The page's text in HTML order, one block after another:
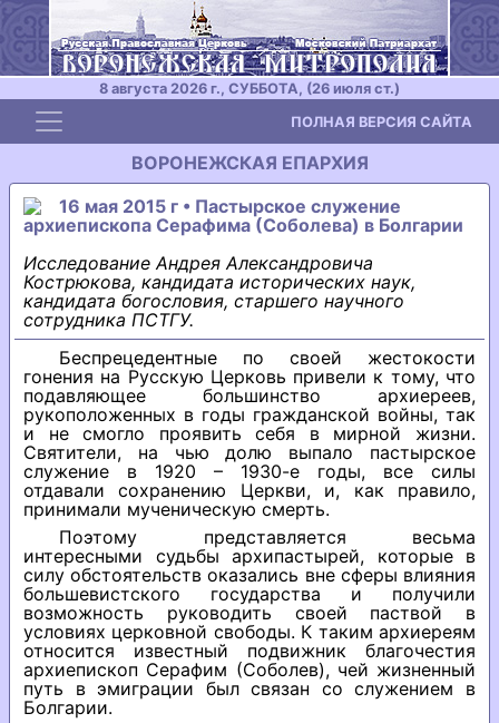
8 августа 2026 г., СУББОТА, (26 июля ст.)
Toggle navigation ПОЛНАЯ ВЕРСИЯ САЙТА
ВОРОНЕЖСКАЯ ЕПАРХИЯ
16 мая 2015 г • Пастырское служение
архиепископа Серафима (Соболева) в Болгарии
Исследование Андрея Александровича
Кострюкова, кандидата исторических наук,
кандидата богословия, старшего научного
сотрудника ПСТГУ.
Беспрецедентные по своей жестокости
гонения на Русскую Церковь привели к тому, что
подавляющее большинство архиереев,
рукоположенных в годы гражданской войны, так
и не смогло проявить себя в мирной жизни.
Святители, на чью долю выпало пастырское
служение в 1920 – 1930-е годы, все силы
отдавали сохранению Церкви, и, как правило,
принимали мученическую смерть.
Поэтому представляется весьма
интересными судьбы архипастырей, которые в
силу обстоятельств оказались вне сферы влияния
большевистского государства и получили
возможность руководить своей паствой в
условиях церковной свободы. К таким архиереям
относится известный подвижник благочестия
архиепископ Серафим (Соболев), чей жизненный
путь в эмиграции был связан со служением в
Болгарии.